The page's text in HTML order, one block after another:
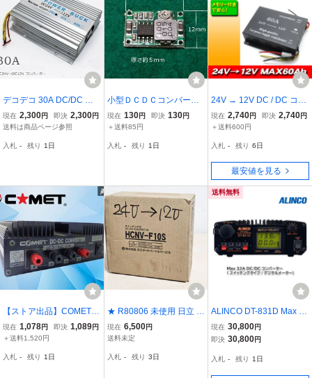
デコデコ 30A DC/DC コ
ンバーター 24V→12V 変
圧器/電圧変換器 過電圧保
バス、トラック、大型車
現在 2,300円 即決 2,300円
送料は商品ページ参照
入札 - 残り 1日
小型ＤＣＤＣコンバータ
ー基板入力電圧DC 4.75v-
23v 出力電圧dc 1.0v-17
m×12mm全国一律普通郵
現在 130円 即決 130円
＋送料85円
入札 - 残り 1日
24V → 12V DC / DC コン
バーター Max 60Ah / 配線
解説付き 新品 メモリー
圧器
現在 2,740円 即決 2,740円
＋送料600円
入札 - 残り 6日
最安値を見る
【ストア出品】COMET
コメット社製 DCコンバ
ーター 24V 13.8V 本体の
廃盤品 希少 激安魔王
現在 1,078円 即決 1,089円
＋送料1,520円
入札 - 残り 1日
★ R80806 未使用 日立 ス
イッチング式 DC-DCコン
バーター 24V→12V HCN
現在 6,500円
送料未定
入札 - 残り 3日
送料無料
ALINCO DT-831D Max 32
A DC-DCコンバーター
（スイッチングタイプ/デ
現在 30,800円
即決 30,800円
入札 - 残り 1日